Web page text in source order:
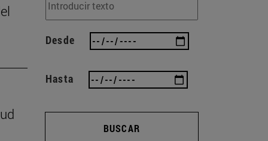
Desde
Hasta
BUSCAR